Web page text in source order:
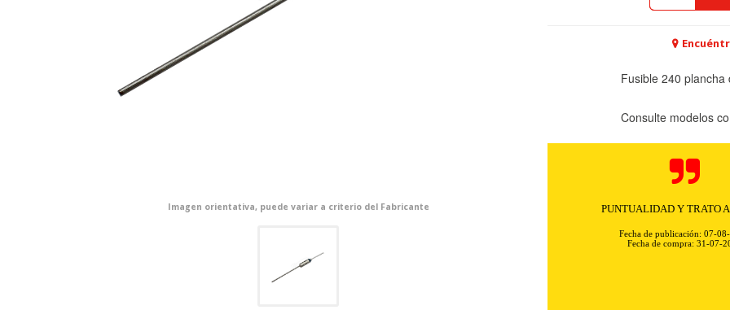
Imagen orientativa, puede variar a criterio del Fabricante
Fusible 240
Consulte modelos
PUNTUALIDAD Y TRATO
Fecha de publicación: 07-
Fecha de compra: 31-07-